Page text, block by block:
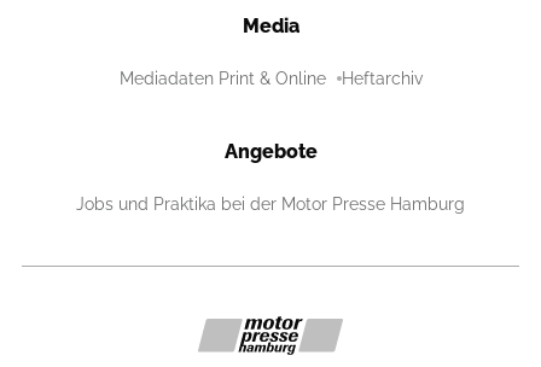
Media
Mediadaten Print & Online Heftarchiv
Angebote
Jobs und Praktika bei der Motor Presse Hamburg